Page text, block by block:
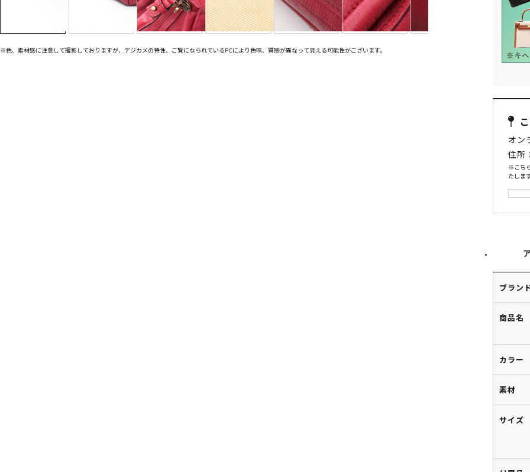
※色、素材感に注意して撮影しておりますが、デジカメの特性、ご覧になられているPCにより色味、質感が異なって見える可能性がございます。
オン
住所
※こち
たしま
ブラン
商品名
カラー
素材
サイズ